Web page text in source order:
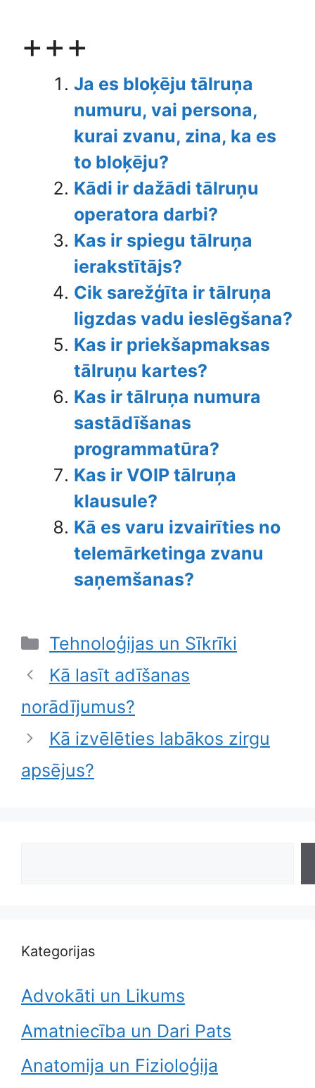
+++
Ja es bloķēju tālruņa
numuru, vai persona,
kurai zvanu, zina, ka es
to bloķēju?
Kādi ir dažādi tālruņu
operatora darbi?
Kas ir spiegu tālruņa
ierakstītājs?
Cik sarežģīta ir tālruņa
ligzdas vadu ieslēgšana?
Kas ir priekšapmaksas
tālruņu kartes?
Kas ir tālruņa numura
sastādīšanas
programmatūra?
Kas ir VOIP tālruņa
klausule?
Kā es varu izvairīties no
telemārketinga zvanu
saņemšanas?
Categories
Tehnoloģijas un Sīkrīki
Kā lasīt adīšanas
norādījumus?
Kā izvēlēties labākos zirgu
apsējus?
Kategorijas
Advokāti un Likums
Amatniecība un Dari Pats
Anatomija un Fizioloģija